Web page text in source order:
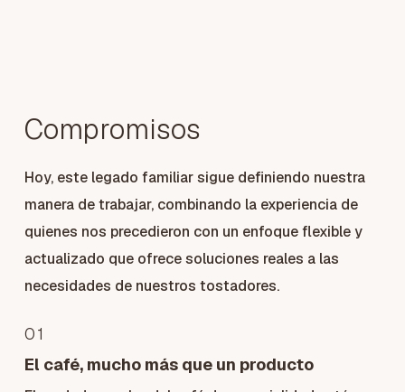
Compromisos
Hoy, este legado familiar sigue definiendo nuestra
manera de trabajar, combinando la experiencia de
quienes nos precedieron con un enfoque flexible y
actualizado que ofrece soluciones reales a las
necesidades de nuestros tostadores.
01
El café, mucho más que un producto